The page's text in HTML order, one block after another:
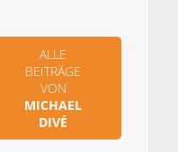
ALLE
BEITRÄGE
VON
MICHAEL
DIVÉ